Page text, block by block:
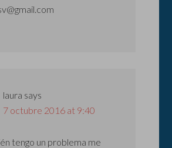
laura says
7 octubre 2016 at 9:40
tengo un problema me